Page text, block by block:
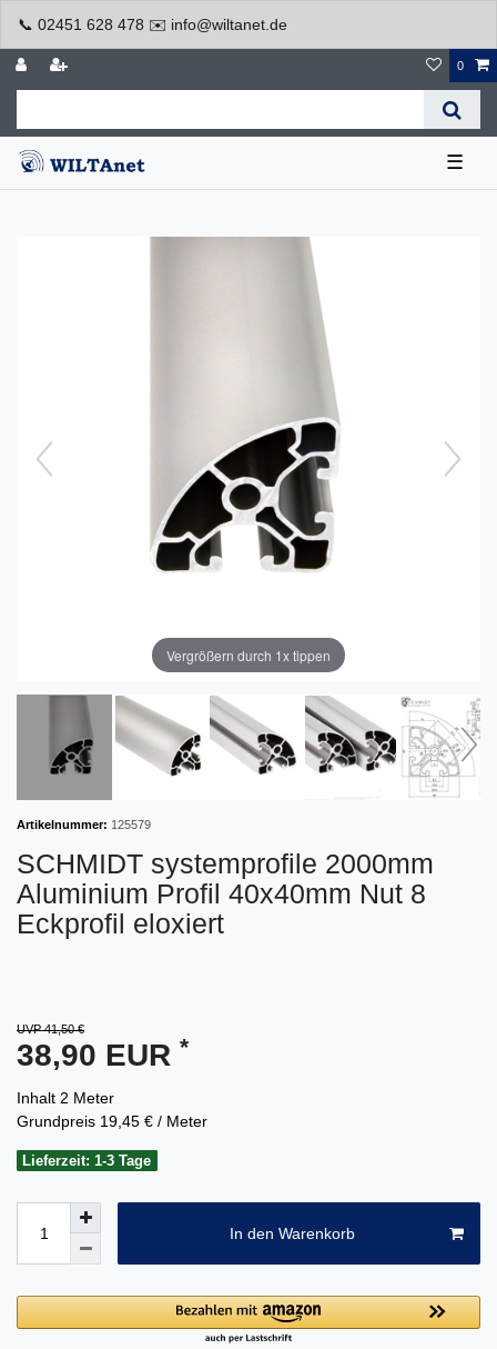
📞 02451 628 478 ✉️ info@wiltanet.de
0
☰
Vergrößern durch 1x tippen
Artikelnummer: 125579
SCHMIDT systemprofile 2000mm
Aluminium Profil 40x40mm Nut 8
Eckprofil eloxiert
UVP 41,50 €
38,90 EUR *
Inhalt 2 Meter
Grundpreis 19,45 € / Meter
Lieferzeit: 1-3 Tage
In den Warenkorb